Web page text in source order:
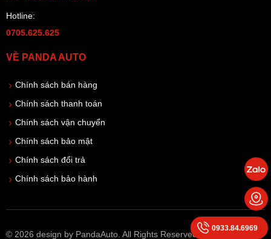
Hotline:
0705.625.625
VỀ PANDA AUTO
Chính sách bán hàng
Chính sách thanh toán
Chính sách vận chuyển
Chính sách bảo mật
Chính sách đổi trả
Chính sách bảo hành
© 2026 design by PandaAuto. All Rights Reserved
0933.84.6969